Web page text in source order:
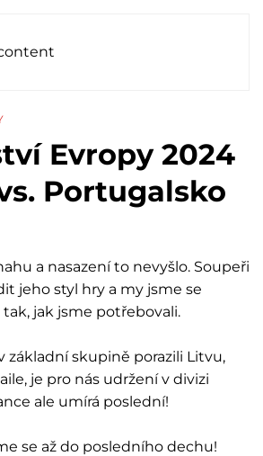
Evropy 2024
Portugalsko
a nasazení to nevyšlo. Soupeři
jeho styl hry a my jsme se
jak jsme potřebovali.
základní skupině porazili Litvu,
je pro nás udržení v divizi
ale umírá poslední!
se až do posledního dechu!